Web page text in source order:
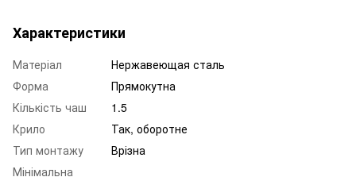
Характеристики
Матеріал
Нержавеющая сталь
Форма
Прямокутна
Кількість чаш
1.5
Крило
Так, оборотне
Тип монтажу
Врізна
Мінімальна